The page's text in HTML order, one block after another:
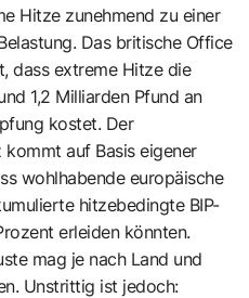
Hitze zunehmend zu einer
Das britische Office
dass extreme Hitze die
1,2 Milliarden Pfund an
kostet. Der
kommt auf Basis eigener
wohlhabende europäische
hitzebedingte BIP-
erleiden könnten.
mag je nach Land und
Unstrittig ist jedoch: